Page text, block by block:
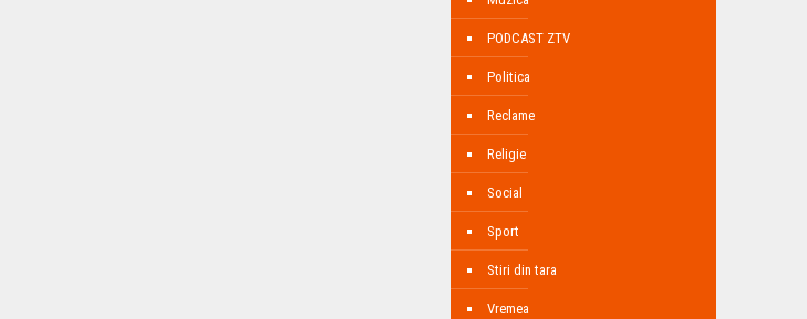
PODCAST ZTV
Politica
Reclame
Religie
Social
Sport
Stiri din tara
Vremea